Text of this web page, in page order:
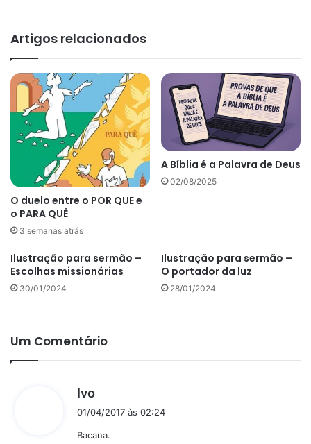
Artigos relacionados
O duelo entre o POR QUE e
o PARA QUÊ
3 semanas atrás
A Bíblia é a Palavra de Deus
02/08/2025
Ilustração para sermão –
Escolhas missionárias
30/01/2024
Ilustração para sermão –
O portador da luz
28/01/2024
Um Comentário
Ivo
s
01/04/2017 às 02:24
Bacana.